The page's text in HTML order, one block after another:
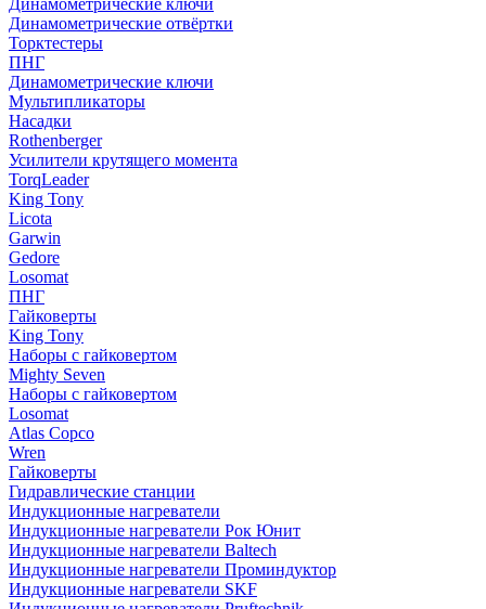
Динамометрические ключи
Динамометрические отвёртки
Торктестеры
ПНГ
Динамометрические ключи
Мультипликаторы
Насадки
Rothenberger
Усилители крутящего момента
TorqLeader
King Tony
Licota
Garwin
Gedore
Losomat
ПНГ
Гайковерты
King Tony
Наборы с гайковертом
Mighty Seven
Наборы с гайковертом
Losomat
Atlas Copco
Wren
Гайковерты
Гидравлические станции
Индукционные нагреватели
Индукционные нагреватели Рок Юнит
Индукционные нагреватели Baltech
Индукционные нагреватели Проминдуктор
Индукционные нагреватели SKF